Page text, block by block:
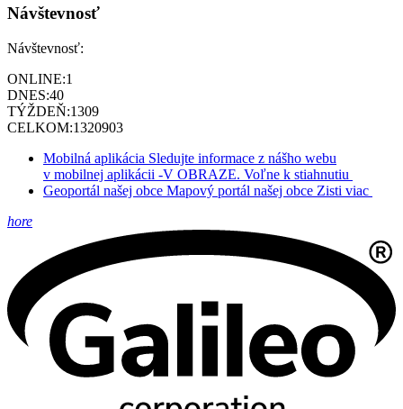
Návštevnosť
Návštevnosť:
ONLINE:1
DNES:40
TÝŽDEŇ:1309
CELKOM:1320903
Mobilná aplikácia Sledujte informace z nášho webu
v mobilnej aplikácii -V OBRAZE. Voľne k stiahnutiu
Geoportál našej obce Mapový portál našej obce Zisti viac
hore